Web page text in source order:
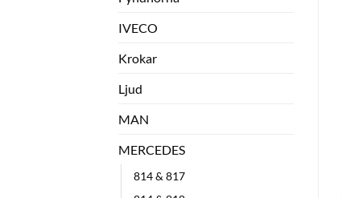
IVECO
Krokar
Ljud
MAN
MERCEDES
814 & 817